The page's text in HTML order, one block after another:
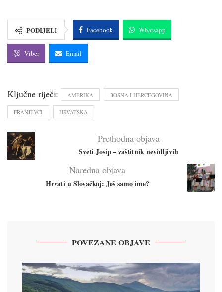
PODIJELI Facebook Whatsapp
Viber Email
Ključne riječi: AMERIKA BOSNA I HERCEGOVINA
FRANJEVCI HRVATSKA
Prethodna objava
Sveti Josip – zaštitnik nevidljivih
Naredna objava
Hrvati u Slovačkoj: Još samo ime?
POVEZANE OBJAVE